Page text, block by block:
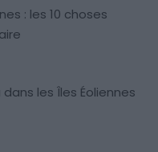
: les 10 choses
les Îles Éoliennes